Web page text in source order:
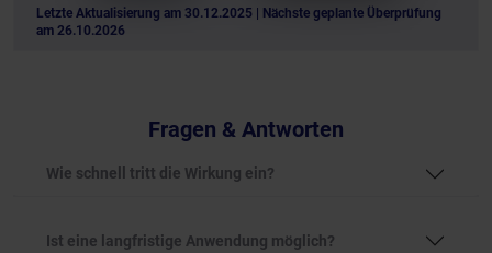
Letzte Aktualisierung am 30.12.2025
| Nächste geplante Überprüfung
am 26.10.2026
Fragen & Antworten
Wie schnell tritt die Wirkung ein?
Ist eine langfristige Anwendung möglich?